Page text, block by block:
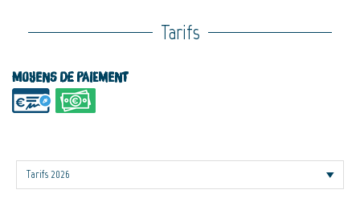
Tarifs
Moyens de paiement